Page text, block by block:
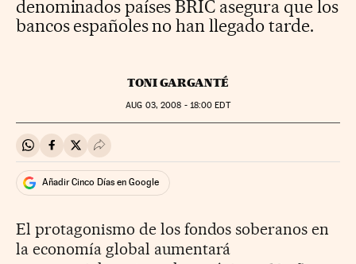
denominados países BRIC asegura que los
bancos españoles no han llegado tarde.
TONI GARGANTÉ
AUG 03, 2008 - 18:00 EDT
Compartir en Whatsapp
Compartir en Facebook
Compartir en Twitter
Desplegar Redes Sociales
Añadir Cinco Días en Google
El protagonismo de los fondos soberanos en
la economía global aumentará